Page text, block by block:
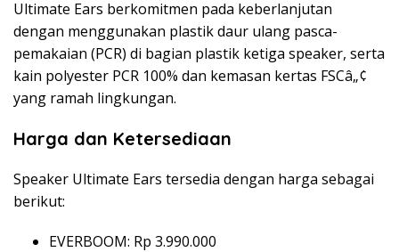
Ultimate Ears berkomitmen pada keberlanjutan
dengan menggunakan plastik daur ulang pasca-
pemakaian (PCR) di bagian plastik ketiga speaker, serta
kain polyester PCR 100% dan kemasan kertas FSCâ„¢
yang ramah lingkungan.
Harga dan Ketersediaan
Speaker Ultimate Ears tersedia dengan harga sebagai
berikut:
EVERBOOM: Rp 3.990.000